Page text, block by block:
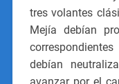
tres volantes
Mejía debían
debían
avanzar por el